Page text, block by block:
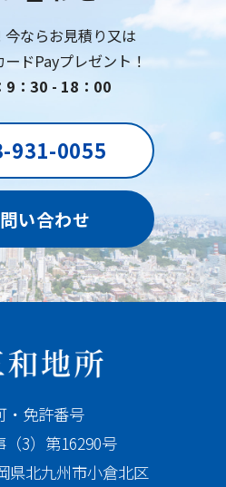
ならお見積り又は
ドPayプレゼント！
9：30 - 18：00
931-0055
い合わせ
・免許番号
3）第16290号
県北九州市小倉北区